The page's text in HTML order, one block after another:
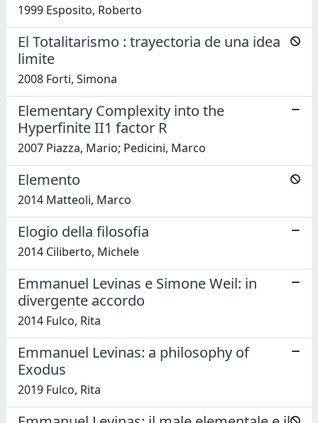
1999 Esposito, Roberto
El Totalitarismo : trayectoria de una idea
limite
2008 Forti, Simona
Elementary Complexity into the
Hyperfinite II1 factor R
2007 Piazza, Mario; Pedicini, Marco
Elemento
2014 Matteoli, Marco
Elogio della filosofia
2014 Ciliberto, Michele
Emmanuel Levinas e Simone Weil: in
divergente accordo
2014 Fulco, Rita
Emmanuel Levinas: a philosophy of
Exodus
2019 Fulco, Rita